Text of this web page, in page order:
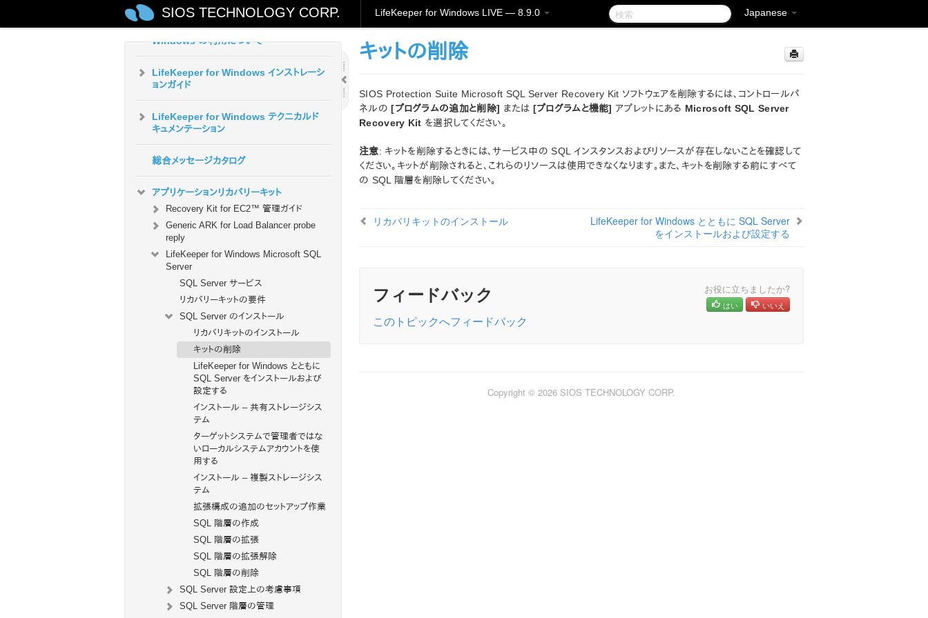
Japanese
SIOS TECHNOLOGY CORP. LifeKeeper for Windows LIVE — 8.9.0
クラウド環境における LifeKeeper for
Windows の利用について
LifeKeeper for Windows インストレーシ
ョンガイド
LifeKeeper for Windows テクニカルド
キュメンテーション
総合メッセージカタログ
アプリケーションリカバリーキット
Recovery Kit for EC2™ 管理ガイド
Generic ARK for Load Balancer probe
reply
LifeKeeper for Windows Microsoft SQL
Server
SQL Server サービス
リカバリーキットの要件
SQL Server のインストール
リカバリキットのインストール
キットの削除
LifeKeeper for Windows とともに
SQL Server をインストールおよび
設定する
インストール – 共有ストレージシス
テム
ターゲットシステムで管理者ではな
いローカルシステムアカウントを使
用する
インストール – 複製ストレージシス
テム
拡張構成の追加のセットアップ作業
SQL 階層の作成
SQL 階層の拡張
SQL 階層の拡張解除
SQL 階層の削除
SQL Server 設定上の考慮事項
SQL Server 階層の管理
キットの削除
SIOS Protection Suite Microsoft SQL Server Recovery Kit ソフトウェアを削除するには、コントロールパ
ネルの[プログラムの追加と削除] または [プログラムと機能] アプレットにある Microsoft SQL Server
Recovery Kit を選択してください。
注意: キットを削除するときには、サービス中の SQL インスタンスおよびリソースが存在しないことを確認して
ください。キットが削除されると、これらのリソースは使用できなくなります。また、キットを削除する前にすべて
の SQL 階層を削除してください。
リカバリキットのインストール
LifeKeeper for Windows とともに SQL Server
をインストールおよび設定する
フィードバック お役に立ちましたか?
はい いいえ
このトピックへフィードバック
Copyright © 2026 SIOS TECHNOLOGY CORP.